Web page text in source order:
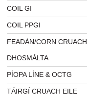
COIL GI
COIL PPGI
FEADÁN/CORN CRUACH
DHOSMÁLTA
PÍOPA LÍNE & OCTG
TÁIRGÍ CRUACH EILE